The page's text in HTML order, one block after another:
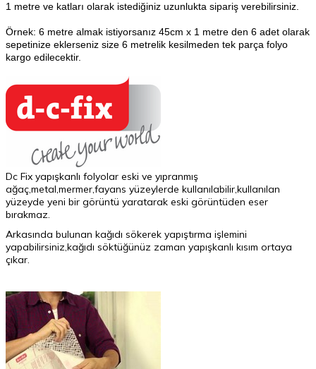
1 metre ve katları olarak istediğiniz uzunlukta sipariş verebilirsiniz.
Örnek: 6 metre almak istiyorsanız 45cm x 1 metre den 6 adet olarak
sepetinize eklerseniz size 6 metrelik kesilmeden tek parça folyo
kargo edilecektir.
Dc Fix yapışkanlı folyolar eski ve yıpranmış
ağaç,metal,mermer,fayans yüzeylerde kullanılabilir,kullanılan
yüzeyde yeni bir görüntü yaratarak eski görüntüden eser
bırakmaz.
Arkasında bulunan kağıdı sökerek yapıştırma işlemini
yapabilirsiniz,kağıdı söktüğünüz zaman yapışkanlı kısım ortaya
çıkar.